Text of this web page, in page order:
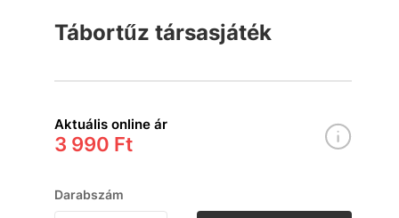
Tábortűz társasjáték
Aktuális online ár
3 990 Ft
Darabszám